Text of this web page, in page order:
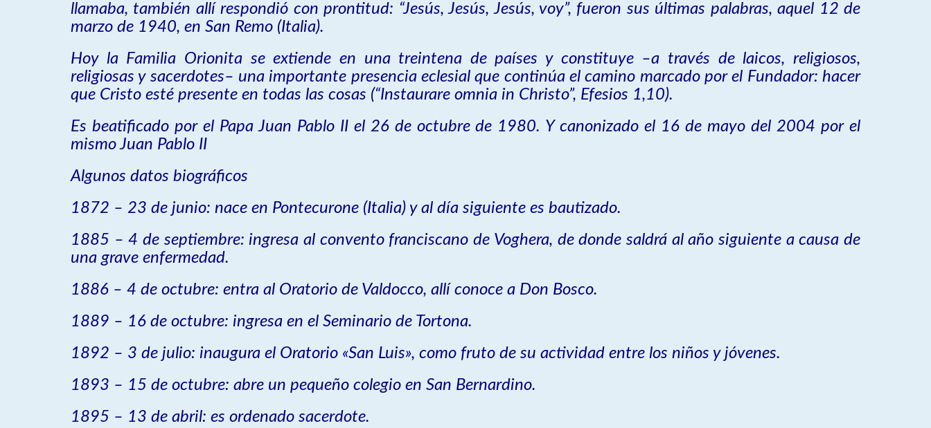
llamaba, también allí respondió con prontitud: “Jesús, Jesús, Jesús, voy”, fueron sus últimas palabras, aquel 12 de
marzo de 1940, en San Remo (Italia).
Hoy la Familia Orionita se extiende en una treintena de países y constituye –a través de laicos, religiosos,
religiosas y sacerdotes– una importante presencia eclesial que continúa el camino marcado por el Fundador: hacer
que Cristo esté presente en todas las cosas (“Instaurare omnia in Christo”, Efesios 1,10).
Es beatificado por el Papa Juan Pablo II el 26 de octubre de 1980. Y canonizado el 16 de mayo del 2004 por el
mismo Juan Pablo II
Algunos datos biográficos
1872 – 23 de junio: nace en Pontecurone (Italia) y al día siguiente es bautizado.
1885 – 4 de septiembre: ingresa al convento franciscano de Voghera, de donde saldrá al año siguiente a causa de
una grave enfermedad.
1886 – 4 de octubre: entra al Oratorio de Valdocco, allí conoce a Don Bosco.
1889 – 16 de octubre: ingresa en el Seminario de Tortona.
1892 – 3 de julio: inaugura el Oratorio «San Luis», como fruto de su actividad entre los niños y jóvenes.
1893 – 15 de octubre: abre un pequeño colegio en San Bernardino.
1895 – 13 de abril: es ordenado sacerdote.